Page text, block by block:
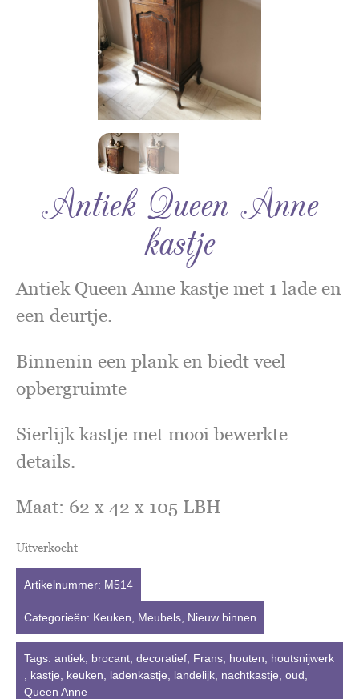
Antiek Queen Anne
kastje
Antiek Queen Anne kastje met 1 lade en
een deurtje.
Binnenin een plank en biedt veel
opbergruimte
Sierlijk kastje met mooi bewerkte
details.
Maat: 62 x 42 x 105 LBH
Uitverkocht
Artikelnummer: M514
Categorieën: Keuken Meubels Nieuw binnen
Tags: antiek brocant decoratief Frans houten
houtsnijwerk
kastje keuken ladenkastje landelijk nachtkastje oud
Queen Anne